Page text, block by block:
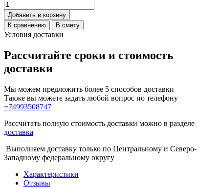
Добавить в корзину
К сравнению
В смету
Условия доставки
Рассчитайте сроки и стоимость
доставки
Мы можем предложить более 5 способов доставки
Также вы можете задать любой вопрос по телефону
+74993508747
Рассчитать полную стоимость доставки можно в разделе
доставка
Выполняем доставку только по Центральному и Северо-
Западному федеральному округу
Характеристики
Отзывы